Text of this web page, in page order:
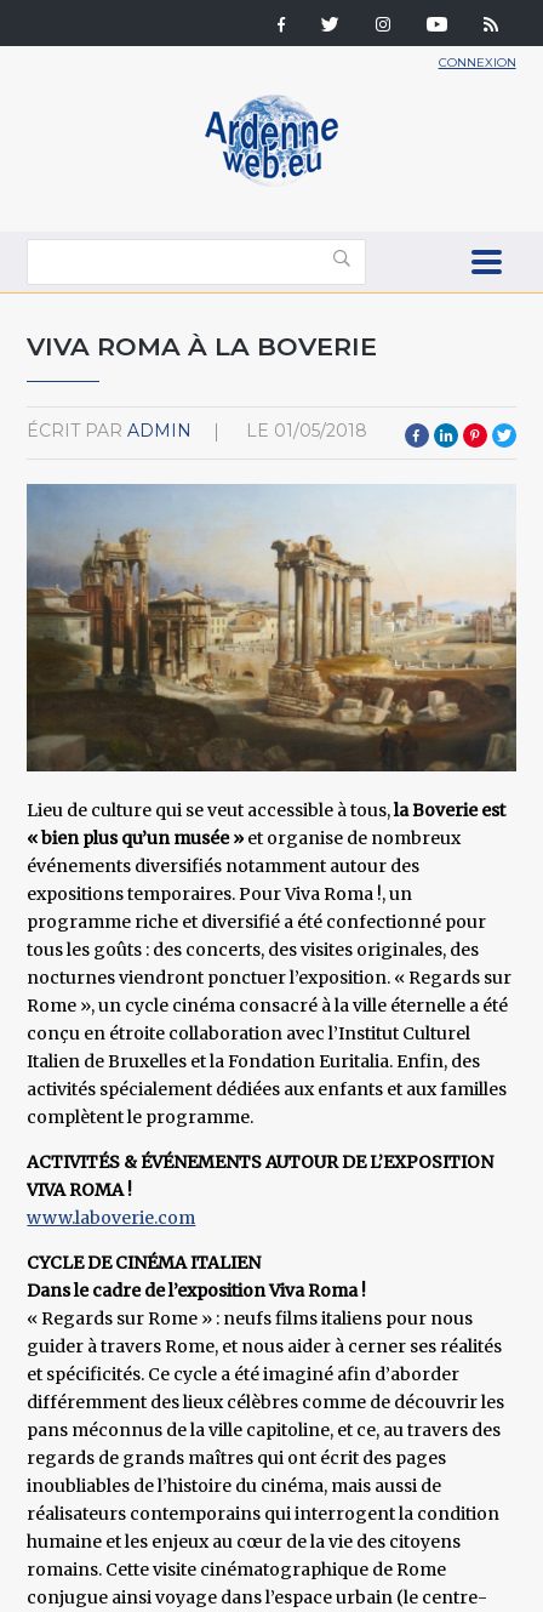
CONNEXION
VIVA ROMA À LA BOVERIE
ÉCRIT PAR ADMIN LE 01/05/2018
Lieu de culture qui se veut accessible à tous,la Boverie est
« bien plus qu’un musée » et organise de nombreux
événements diversifiés notamment autour des
expositions temporaires. Pour Viva Roma !, un
programme riche et diversifié a été confectionné pour
tous les goûts : des concerts, des visites originales, des
nocturnes viendront ponctuer l’exposition. « Regards sur
Rome », un cycle cinéma consacré à la ville éternelle a été
conçu en étroite collaboration avec l’Institut Culturel
Italien de Bruxelles et la Fondation Euritalia. Enfin, des
activités spécialement dédiées aux enfants et aux familles
complètent le programme.
ACTIVITÉS & ÉVÉNEMENTS AUTOUR DE L’EXPOSITION
VIVA ROMA !
www.laboverie.com
CYCLE DE CINÉMA ITALIEN
Dans le cadre de l’exposition Viva Roma !
« Regards sur Rome » : neufs films italiens pour nous
guider à travers Rome, et nous aider à cerner ses réalités
et spécificités. Ce cycle a été imaginé afin d’aborder
différemment des lieux célèbres comme de découvrir les
pans méconnus de la ville capitoline, et ce, au travers des
regards de grands maîtres qui ont écrit des pages
inoubliables de l’histoire du cinéma, mais aussi de
réalisateurs contemporains qui interrogent la condition
humaine et les enjeux au cœur de la vie des citoyens
romains. Cette visite cinématographique de Rome
conjugue ainsi voyage dans l’espace urbain (le centre-